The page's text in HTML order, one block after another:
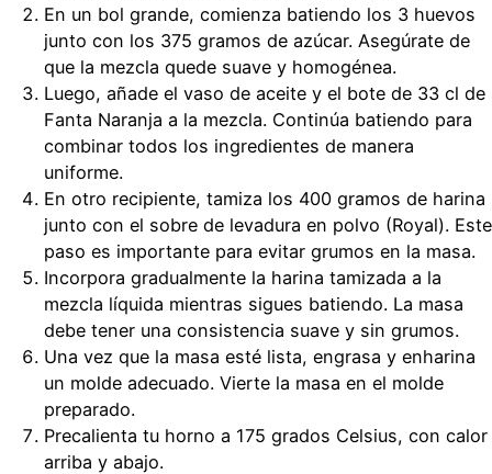
En un bol grande, comienza batiendo los 3 huevos
junto con los 375 gramos de azúcar. Asegúrate de
que la mezcla quede suave y homogénea.
Luego, añade el vaso de aceite y el bote de 33 cl de
Fanta Naranja a la mezcla. Continúa batiendo para
combinar todos los ingredientes de manera
uniforme.
En otro recipiente, tamiza los 400 gramos de harina
junto con el sobre de levadura en polvo (Royal). Este
paso es importante para evitar grumos en la masa.
Incorpora gradualmente la harina tamizada a la
mezcla líquida mientras sigues batiendo. La masa
debe tener una consistencia suave y sin grumos.
Una vez que la masa esté lista, engrasa y enharina
un molde adecuado. Vierte la masa en el molde
preparado.
Precalienta tu horno a 175 grados Celsius, con calor
arriba y abajo.